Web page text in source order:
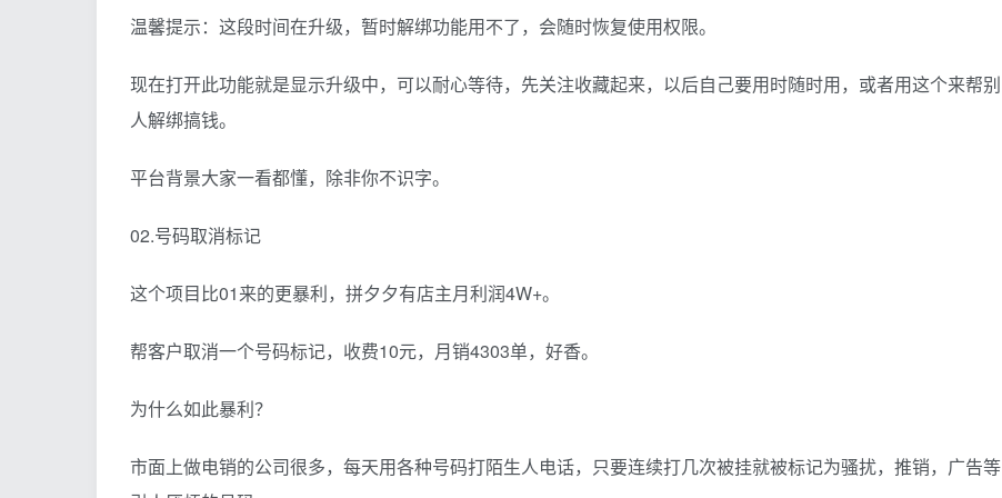
温馨提示：这段时间在升级，暂时解绑功能用不了，会随时恢复使用权限。
现在打开此功能就是显示升级中，可以耐心等待，先关注收藏起来，以后自己要用时随时用，或者用这个来帮别
人解绑搞钱。
平台背景大家一看都懂，除非你不识字。
02.号码取消标记
这个项目比01来的更暴利，拼夕夕有店主月利润4W+。
帮客户取消一个号码标记，收费10元，月销4303单，好香。
为什么如此暴利？
市面上做电销的公司很多，每天用各种号码打陌生人电话，只要连续打几次被挂就被标记为骚扰，推销，广告等